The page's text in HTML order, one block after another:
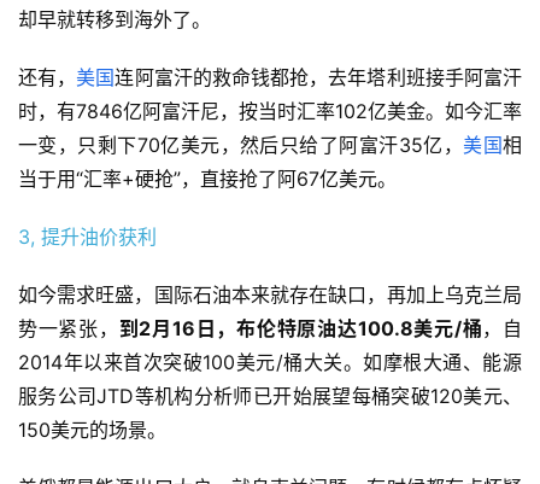
却早就转移到海外了。
还有，美国连阿富汗的救命钱都抢，去年塔利班接手阿富汗
时，有7846亿阿富汗尼，按当时汇率102亿美金。如今汇率
一变，只剩下70亿美元，然后只给了阿富汗35亿，美国相
当于用“汇率+硬抢”，直接抢了阿67亿美元。
3, 提升油价获利
如今需求旺盛，国际石油本来就存在缺口，再加上乌克兰局
势一紧张， 到2月16日，布伦特原油达100.8美元/桶，自
2014年以来首次突破100美元/桶大关。如摩根大通、能源
服务公司JTD等机构分析师已开始展望每桶突破120美元、
150美元的场景。